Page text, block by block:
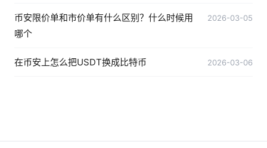
币安限价单和市价单有什么区别？什么时候用
哪个
2026-03-05
在币安上怎么把USDT换成比特币 2026-03-06